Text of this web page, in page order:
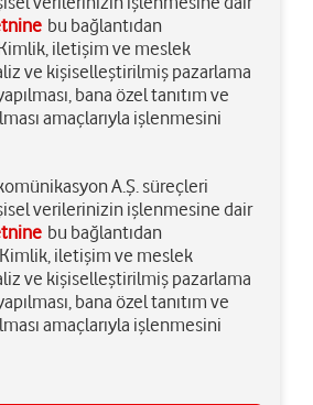
bu bağlantıdan
iletişim ve meslek
ve kişiselleştirilmiş pazarlama
bana özel tanıtım ve
amaçlarıyla işlenmesini
A.Ş. süreçleri
verilerinizin işlenmesine dair
bu bağlantıdan
iletişim ve meslek
ve kişiselleştirilmiş pazarlama
bana özel tanıtım ve
amaçlarıyla işlenmesini